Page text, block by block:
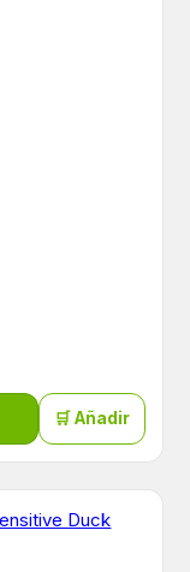
🛒 Añadir